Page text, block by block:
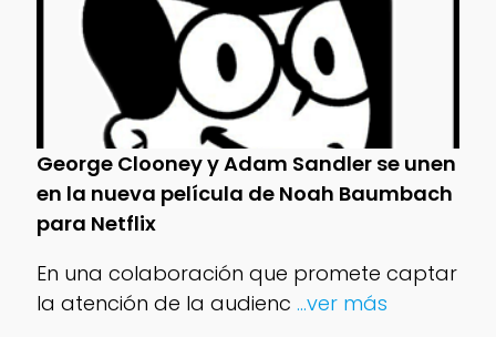
George Clooney y Adam Sandler se unen
en la nueva película de Noah Baumbach
para Netflix
En una colaboración que promete captar
la atención de la audienc ...ver más